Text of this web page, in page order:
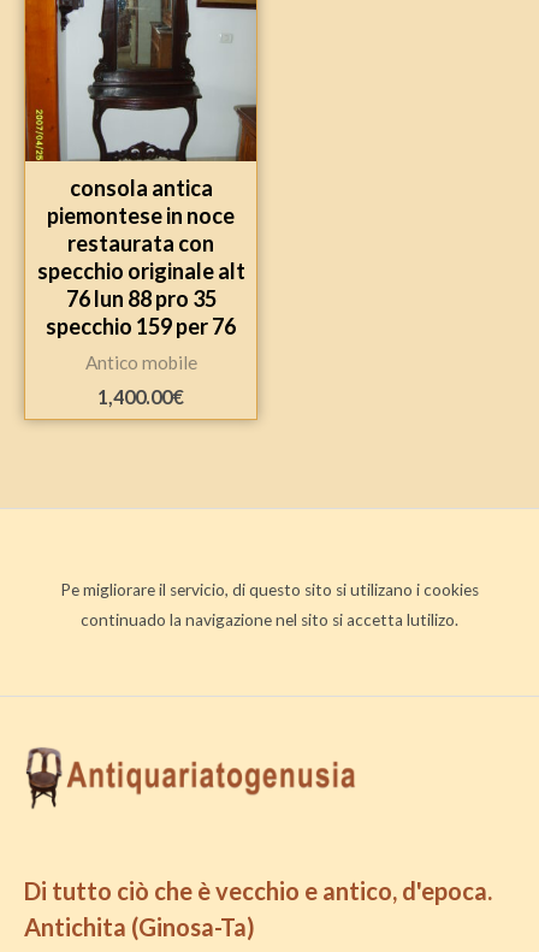
consola antica
piemontese in noce
restaurata con
specchio originale alt
76 lun 88 pro 35
specchio 159 per 76
Antico mobile
1,400.00€
Pe migliorare il servicio, di questo sito si utilizano i cookies
continuado la navigazione nel sito si accetta lutilizo.
Di tutto ciò che è vecchio e antico, d'epoca.
Antichita (Ginosa-Ta)